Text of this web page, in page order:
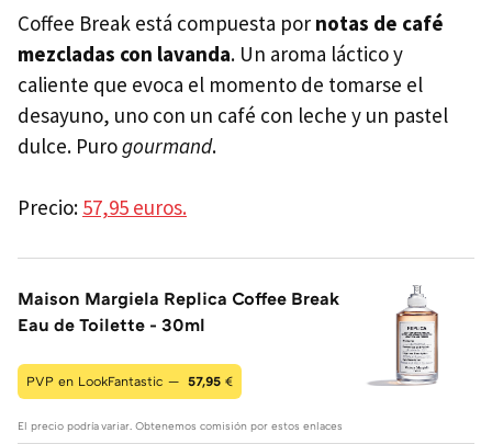
Coffee Break está compuesta por notas de café
mezcladas con lavanda. Un aroma láctico y
caliente que evoca el momento de tomarse el
desayuno, uno con un café con leche y un pastel
dulce. Purogourmand.
Precio: 57,95 euros.
Maison Margiela Replica Coffee Break
Eau de Toilette - 30ml
PVP en LookFantastic — 57,95 €
El precio podría variar. Obtenemos comisión por estos enlaces